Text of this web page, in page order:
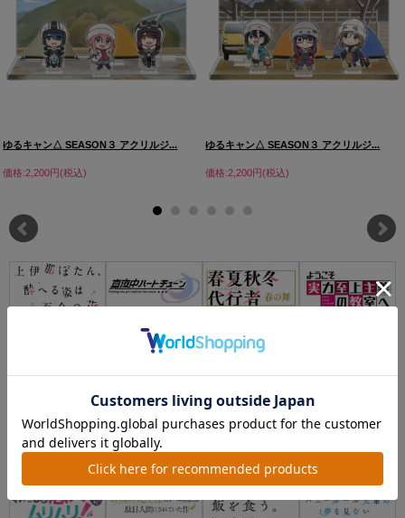
ゆるキャン△ SEASON３ アクリルジ...
価格:2,200円(税込)
ゆるキャン△ SEASON３ アクリルジ...
価格:2,200円(税込)